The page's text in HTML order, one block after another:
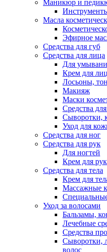
Маникюр и
Масла
Эфирное
Средства для губ
Средства для лица
Для
Крем для
Лосьоны,
Макияж
Маски
Средства
Сыворотки,
Уход для
Средства для ног
Средства для рук
Для ногтей
Крем для рук
Средства для тела
Крем для
Массажные
Специальные
Уход за волосами
Бальзамы,
Лечебные
Средства
Сыворотки,
волос